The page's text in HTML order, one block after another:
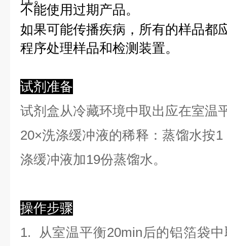
不能使用过期产品。
如果可能传播疾病，所有的样品都
程序处理样品和检测装置。
试剂准备
试剂盒从冷藏环境中取出应在室温
20×洗涤缓冲液的稀释：蒸馏水按
涤缓冲液加19份蒸馏水。
操作步骤
1. 从室温平衡20min后的铝箔袋